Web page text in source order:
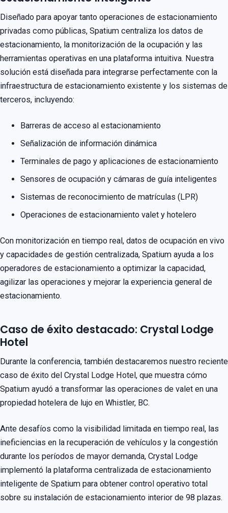
Diseñado para apoyar tanto operaciones de estacionamiento
privadas como públicas, Spatium centraliza los datos de
estacionamiento, la monitorización de la ocupación y las
herramientas operativas en una plataforma intuitiva. Nuestra
solución está diseñada para integrarse perfectamente con la
infraestructura de estacionamiento existente y los sistemas de
terceros, incluyendo:
Barreras de acceso al estacionamiento
Señalización de información dinámica
Terminales de pago y aplicaciones de estacionamiento
Sensores de ocupación y cámaras de guía inteligentes
Sistemas de reconocimiento de matrículas (LPR)
Operaciones de estacionamiento valet y hotelero
Con monitorización en tiempo real, datos de ocupación en vivo
y capacidades de gestión centralizada, Spatium ayuda a los
operadores de estacionamiento a optimizar la capacidad,
agilizar las operaciones y mejorar la experiencia general de
estacionamiento.
Caso de éxito destacado: Crystal Lodge
Hotel
Durante la conferencia, también destacaremos nuestro reciente
caso de éxito del Crystal Lodge Hotel, que muestra cómo
Spatium ayudó a transformar las operaciones de valet en una
propiedad hotelera de lujo en Whistler, BC.
Ante desafíos como la visibilidad limitada en tiempo real, las
ineficiencias en la recuperación de vehículos y la congestión
durante los períodos de mayor demanda, Crystal Lodge
implementó la plataforma centralizada de estacionamiento
inteligente de Spatium para obtener control operativo total
sobre su instalación de estacionamiento interior de 98 plazas.